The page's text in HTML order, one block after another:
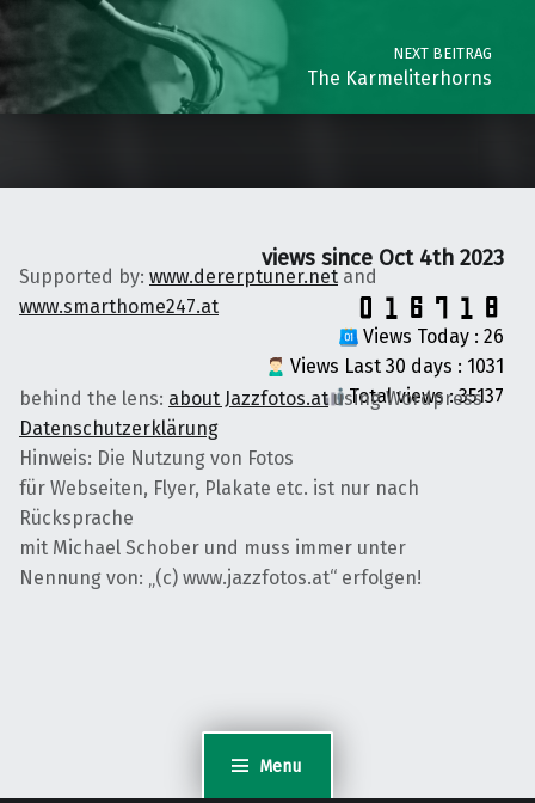
Menu
NEXT BEITRAG
The Karmeliterhorns
Supported by: www.dererptuner.net and
www.smarthome247.at
behind the lens: about Jazzfotos.atusing Wordpress
Datenschutzerklärung
Hinweis: Die Nutzung von Fotos
für Webseiten, Flyer, Plakate etc. ist nur nach
Rücksprache
mit Michael Schober und muss immer unter
Nennung von: „(c) www.jazzfotos.at“ erfolgen!
views since Oct 4th 2023
Views Today : 26
Views Last 30 days : 1031
Total views : 35137